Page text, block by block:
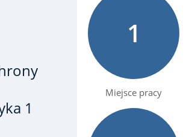
1
1
Miejsce pracy